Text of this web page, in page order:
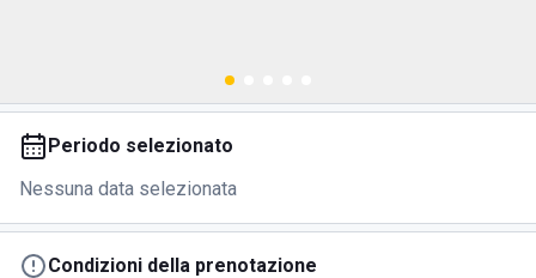
Periodo selezionato
Nessuna data selezionata
Condizioni della prenotazione